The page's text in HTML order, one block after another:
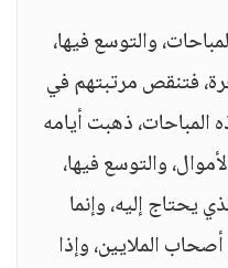
والتوسع فيها،
فتنقص مرتبتهم في
المباحات، ذهبت أيامه
والتوسع فيها،
يحتاج إليه، وإنما
الملايين، وإذا